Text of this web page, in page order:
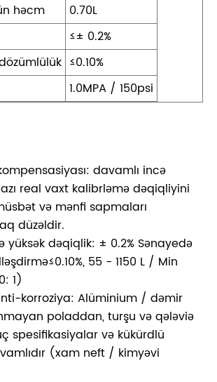
həcm
0.70L
≤± 0.2%
≤0.10%
1.0MPA / 150psi
davamlı incə
real vaxt kalibrləmə dəqiqliyini
və mənfi sapmaları
düzəldir.
yüksək dəqiqlik: ± 0.2% Sənayedə
55 - 1150 L / Min
1)
korroziya: Alüminium / dəmir
poladdan, turşu və qələviə
spesifikasiyalar və kükürdlü
(xam neft / kimyəvi